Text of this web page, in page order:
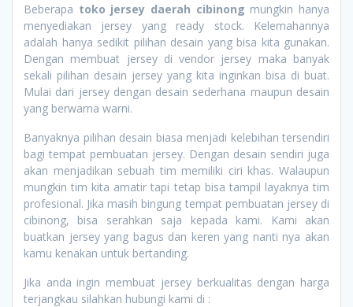
Beberapa toko jersey daerah cibinong mungkin hanya
menyediakan jersey yang ready stock. Kelemahannya
adalah hanya sedikit pilihan desain yang bisa kita gunakan.
Dengan membuat jersey di vendor jersey maka banyak
sekali pilihan desain jersey yang kita inginkan bisa di buat.
Mulai dari jersey dengan desain sederhana maupun desain
yang berwarna warni.
Banyaknya pilihan desain biasa menjadi kelebihan tersendiri
bagi tempat pembuatan jersey. Dengan desain sendiri juga
akan menjadikan sebuah tim memiliki ciri khas. Walaupun
mungkin tim kita amatir tapi tetap bisa tampil layaknya tim
profesional. Jika masih bingung tempat pembuatan jersey di
cibinong, bisa serahkan saja kepada kami. Kami akan
buatkan jersey yang bagus dan keren yang nanti nya akan
kamu kenakan untuk bertanding.
Jika anda ingin membuat jersey berkualitas dengan harga
terjangkau silahkan hubungi kami di :